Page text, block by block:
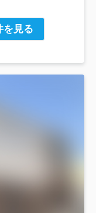
を見る